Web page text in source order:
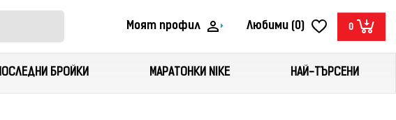
Моят профил Любими (0) 0
ПОСЛЕДНИ БРОЙКИ МАРАТОНКИ NIKE НАЙ-ТЪРСЕНИ